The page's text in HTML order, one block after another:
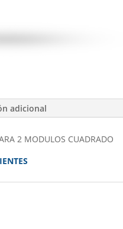
adicional
2 MODULOS CUADRADO